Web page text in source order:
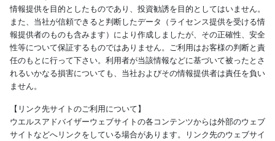
情報提供を目的としたものであり、投資勧誘を目的としてはいません。
また、当社が信頼できると判断したデータ（ライセンス提供を受ける情
報提供者のものも含みます）により作成しましたが、その正確性、安全
性等について保証するものではありません。ご利用はお客様の判断と責
任のもとに行って下さい。利用者が当該情報などに基づいて被ったとさ
れるいかなる損害についても、当社およびその情報提供者は責任を負い
ません。
【リンク先サイトのご利用について】
ウエルスアドバイザーウェブサイトの各コンテンツからは外部のウェブ
サイトなどへリンクをしている場合があります。リンク先のウェブサイ